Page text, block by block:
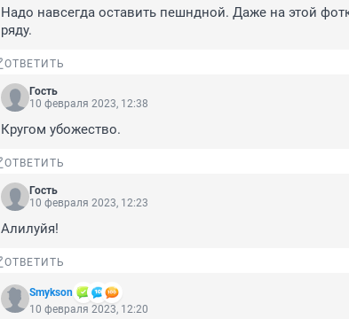
Надо навсегда оставить пешндной. Даже на этой
ряду.
ОТВЕТИТЬ
Гость
10 февраля 2023, 12:38
Кругом убожество.
ОТВЕТИТЬ
Гость
10 февраля 2023, 12:23
Алилуйя!
ОТВЕТИТЬ
Smykson
10 февраля 2023, 12:20